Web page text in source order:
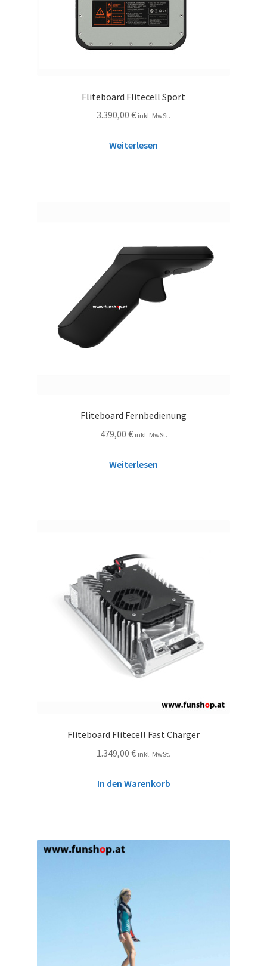
Fliteboard Flitecell Sport
3.390,00 € inkl. MwSt.
Weiterlesen
Fliteboard Fernbedienung
479,00 € inkl. MwSt.
Weiterlesen
Fliteboard Flitecell Fast Charger
1.349,00 € inkl. MwSt.
In den Warenkorb